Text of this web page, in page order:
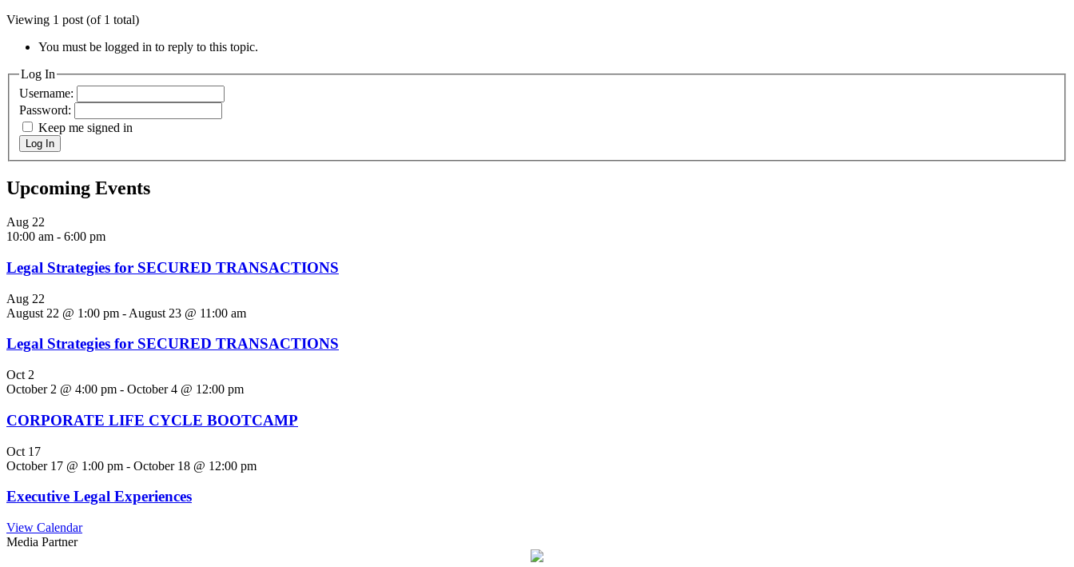
Viewing 1 post (of 1 total)
You must be logged in to reply to this topic.
Log In
Username:
Password:
Keep me signed in
Log In
Upcoming Events
Aug 22
10:00 am - 6:00 pm
Legal Strategies for SECURED TRANSACTIONS
Aug 22
August 22 @ 1:00 pm - August 23 @ 11:00 am
Legal Strategies for SECURED TRANSACTIONS
Oct 2
October 2 @ 4:00 pm - October 4 @ 12:00 pm
CORPORATE LIFE CYCLE BOOTCAMP
Oct 17
October 17 @ 1:00 pm - October 18 @ 12:00 pm
Executive Legal Experiences
View Calendar
Media Partner